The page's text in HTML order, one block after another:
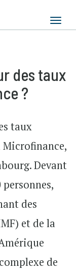
des taux
?
taux
Microfinance,
Devant
des
et de la
de